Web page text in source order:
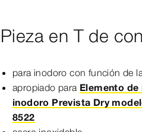
Pieza en T de
para inodoro con función de
apropiado para Elemento
inodoro Prevista Dry
8522